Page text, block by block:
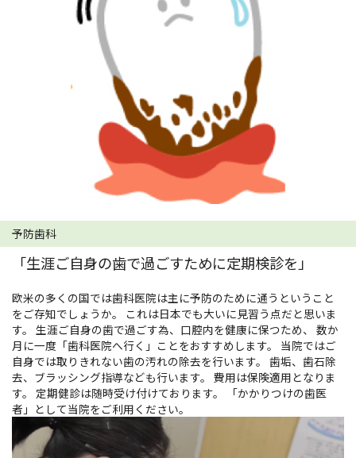
予防歯科
「生涯ご自身の歯で過ごすために定期検診を」
欧米の多くの国では歯科医院は主に予防のために通うということ
をご存知でしょうか。 これは日本でも大いに見習う点だと思いま
す。 生涯ご自身の歯で過ごす為、口腔内を健康に保つため、 数か
月に一度「歯科医院へ行く」ことをおすすめします。 当院ではご
自身では取りきれない歯の汚れの除去を行います。 歯垢、歯石除
去、ブラッシング指導なども行います。 費用は保険適用となりま
す。 定期健診は随時受け付けております。 「かかりつけの歯医
者」として当院をご利用ください。